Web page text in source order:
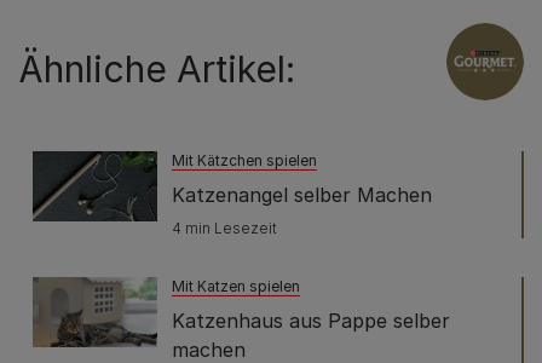
Ähnliche Artikel:
Mit Kätzchen spielen
Katzenangel selber Machen
4 min Lesezeit
Mit Katzen spielen
Katzenhaus aus Pappe selber
machen